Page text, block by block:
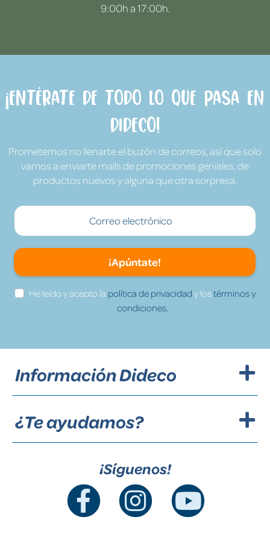
9:00h a 17:00h.
¡Entérate de todo lo que pasa en
Dideco!
Prometemos no llenarte el buzón de correos, así que solo
vamos a enviarte mails de promociones geniales, de
productos nuevos y alguna que otra sorpresa.
¡Apúntate!
He leído y acepto la política de privacidad y lostérminos y
condiciones.
Información Dideco
¿Te ayudamos?
¡Síguenos!